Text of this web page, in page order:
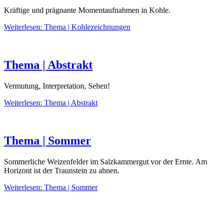
Kräftige und prägnante Momentaufnahmen in Kohle.
Weiterlesen: Thema | Kohlezeichnungen
Thema | Abstrakt
Vermutung, Interpretation, Sehen!
Weiterlesen: Thema | Abstrakt
Thema | Sommer
Sommerliche Weizenfelder im Salzkammergut vor der Ernte. Am
Horizont ist der Traunstein zu ahnen.
Weiterlesen: Thema | Sommer